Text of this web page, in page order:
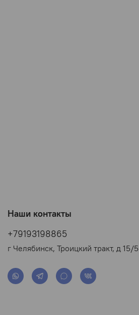
Наши контакты
+79193198865
г Челябинск, Троицкий тракт, д 15/5